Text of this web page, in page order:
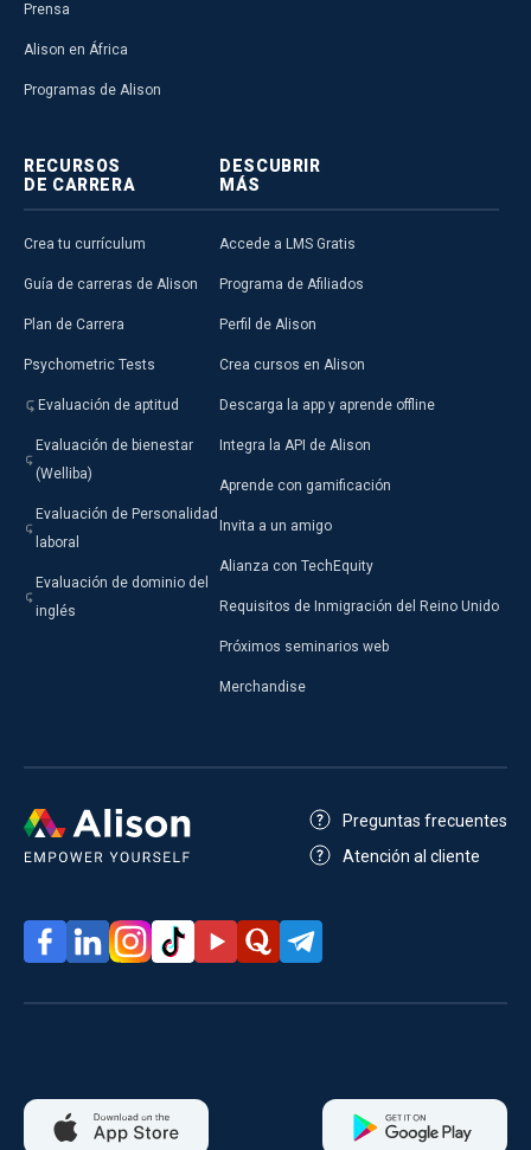
Prensa
Alison en África
Programas de Alison
RECURSOS
DE CARRERA
Crea tu currículum
Guía de carreras de Alison
Plan de Carrera
Psychometric Tests
Evaluación de aptitud
Evaluación de bienestar
(Welliba)
Evaluación de Personalidad
laboral
Evaluación de dominio del
inglés
DESCUBRIR
MÁS
Accede a LMS Gratis
Programa de Afiliados
Perfil de Alison
Crea cursos en Alison
Descarga la app y aprende offline
Integra la API de Alison
Aprende con gamificación
Invita a un amigo
Alianza con TechEquity
Requisitos de Inmigración del Reino Unido
Próximos seminarios web
Merchandise
Preguntas frecuentes
Atención al cliente